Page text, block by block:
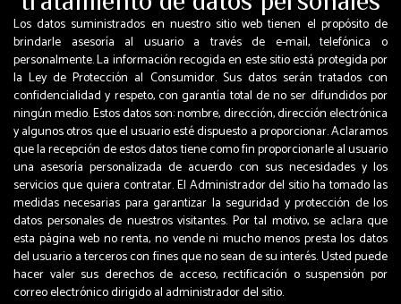
Los datos suministrados en nuestro sitio web tienen el propósito de
brindarle asesoría al usuario a través de e-mail, telefónica o
personalmente. La información recogida en este sitio está protegida por
la Ley de Protección al Consumidor. Sus datos serán tratados con
confidencialidad y respeto, con garantía total de no ser difundidos por
ningún medio. Estos datos son: nombre, dirección, dirección electrónica
y algunos otros que el usuario esté dispuesto a proporcionar. Aclaramos
que la recepción de estos datos tiene como fin proporcionarle al usuario
una asesoría personalizada de acuerdo con sus necesidades y los
servicios que quiera contratar. El Administrador del sitio ha tomado las
medidas necesarias para garantizar la seguridad y protección de los
datos personales de nuestros visitantes. Por tal motivo, se aclara que
esta página web no renta, no vende ni mucho menos presta los datos
del usuario a terceros con fines que no sean de su interés. Usted puede
hacer valer sus derechos de acceso, rectificación o suspensión por
correo electrónico dirigido al administrador del sitio.